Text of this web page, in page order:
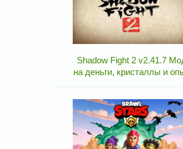
Shadow Fight 2 v2.41.7
на деньги, кристаллы и